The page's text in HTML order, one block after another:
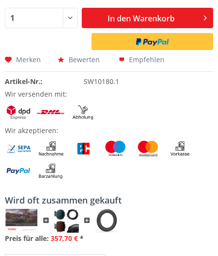
In den Warenkorb
Merken Bewerten Empfehlen
Artikel-Nr.:
SW10180.1
Wir versenden mit:
Wir akzeptieren:
Wird oft zusammen gekauft
Preis für alle: 357,70 € *